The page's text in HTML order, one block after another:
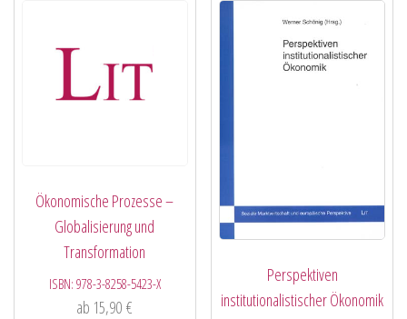
Ökonomische Prozesse –
Globalisierung und
Transformation
ISBN: 978-3-8258-5423-X
ab 15,90€
Perspektiven
institutionalistischer Ökonomik